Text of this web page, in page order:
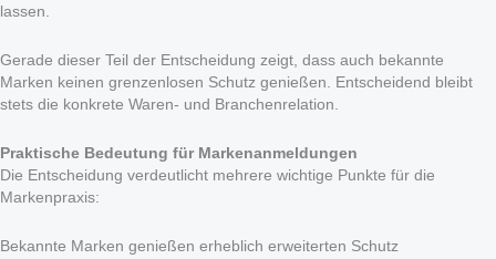
lassen.
Gerade dieser Teil der Entscheidung zeigt, dass auch bekannte
Marken keinen grenzenlosen Schutz genießen. Entscheidend bleibt
stets die konkrete Waren- und Branchenrelation.
Praktische Bedeutung für Markenanmeldungen
Die Entscheidung verdeutlicht mehrere wichtige Punkte für die
Markenpraxis:
Bekannte Marken genießen erheblich erweiterten Schutz